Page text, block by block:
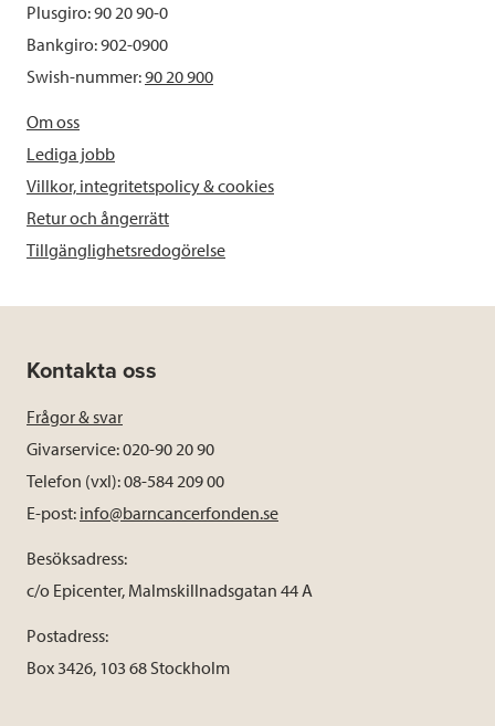
Plusgiro: 90 20 90-0
Bankgiro: 902-0900
Swish-nummer:90 20 900
Om oss
Lediga jobb
Villkor, integritetspolicy & cookies
Retur och ångerrätt
Tillgänglighetsredogörelse
Kontakta oss
Frågor & svar
Givarservice: 020-90 20 90
Telefon (vxl): 08-584 209 00
E-post: info@barncancerfonden.se
Besöksadress:
c/o Epicenter, Malmskillnadsgatan 44 A
Postadress:
Box 3426, 103 68 Stockholm